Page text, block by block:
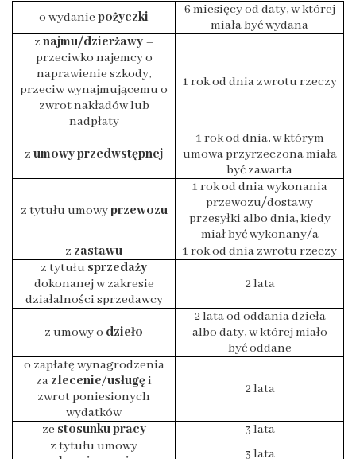
o wydanie pożyczki
6 miesięcy od daty, w której
miała być wydana
z najmu/dzierżawy –
przeciwko najemcy o
naprawienie szkody,
przeciw wynajmującemu o
zwrot nakładów lub
nadpłaty
1 rok od dnia zwrotu rzeczy
z umowy przedwstępnej
1 rok od dnia, w którym
umowa przyrzeczona miała
być zawarta
z tytułu umowyprzewozu
1 rok od dnia wykonania
przewozu/dostawy
przesyłki albo dnia, kiedy
miał być wykonany/a
z zastawu
1 rok od dnia zwrotu rzeczy
z tytułu sprzedaży
dokonanej w zakresie
działalności sprzedawcy
2 lata
z umowy o dzieło
2 lata od oddania dzieła
albo daty, w której miało
być oddane
o zapłatę wynagrodzenia
za zlecenie/usługęi
zwrot poniesionych
wydatków
2 lata
ze stosunku pracy
3 lata
z tytułu umowy
3 lata